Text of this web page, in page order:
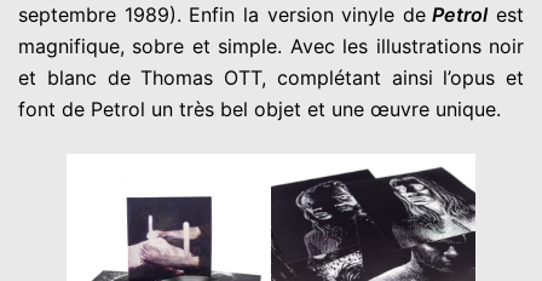
septembre 1989). Enfin la version vinyle dePetrolest
magnifique, sobre et simple. Avec les illustrations noir
et blanc de Thomas OTT, complétant ainsi l’opus et
font de Petrol un très bel objet et une œuvre unique.